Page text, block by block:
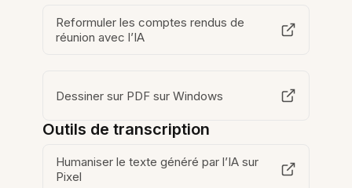
Reformuler les comptes rendus de
réunion avec l’IA
Dessiner sur PDF sur Windows
Outils de transcription
Humaniser le texte généré par l’IA sur
Pixel